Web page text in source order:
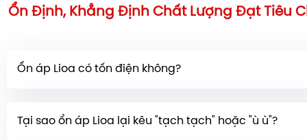
Ổn Định, Khẳng Định Chất Lượng Đạt Tiêu
Ổn áp Lioa có tốn điện không?
thất phụ tải) trong quá trình hoạt động. Tuy nhiên,
Tại sao ổn áp Lioa lại kêu "tạch tạch" hoặc "ù ù"?